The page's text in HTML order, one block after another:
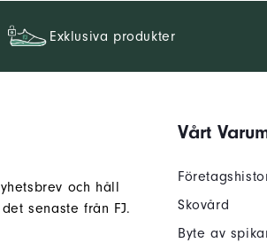
Exklusiva produkter
och håll
senaste från FJ.
Vårt
Skovård
Byte av